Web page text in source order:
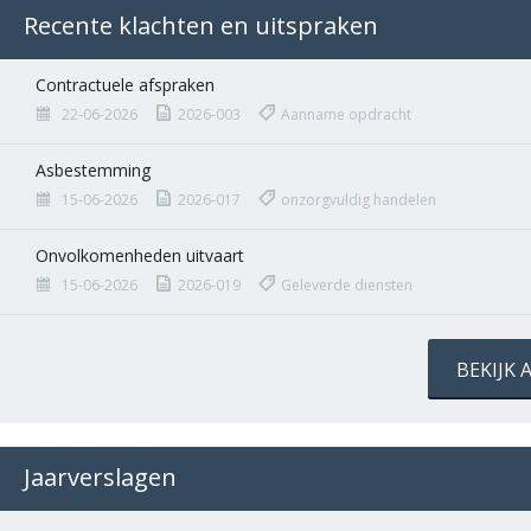
Recente klachten en uitspraken
Contractuele afspraken
22-06-2026 2026-003 Aanname opdracht
Asbestemming
15-06-2026 2026-017 onzorgvuldig handelen
Onvolkomenheden uitvaart
15-06-2026 2026-019 Geleverde diensten
BEKIJK
Jaarverslagen